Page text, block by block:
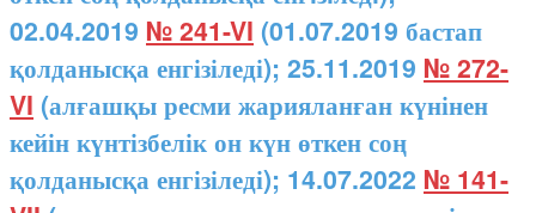
02.04.2019 № 241-VI (01.07.2019 бастап
қолданысқа енгізіледі); 25.11.2019 № 272-
VI (алғашқы ресми жарияланған күнінен
кейін күнтізбелік он күн өткен соң
қолданысқа енгізіледі); 14.07.2022 № 141-